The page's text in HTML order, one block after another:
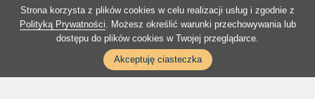
Strona korzysta z plików cookies w celu realizacji usług i zgodnie z
Polityką Prywatności. Możesz określić warunki przechowywania lub
dostępu do plików cookies w Twojej przeglądarce.
Akceptuję ciasteczka